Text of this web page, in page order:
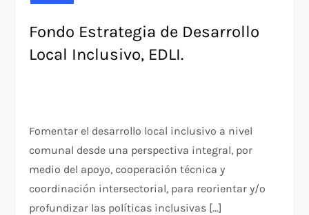
Fondo Estrategia de Desarrollo
Local Inclusivo, EDLI.
Fomentar el desarrollo local inclusivo a nivel
comunal desde una perspectiva integral, por
medio del apoyo, cooperación técnica y
coordinación intersectorial, para reorientar y/o
profundizar las políticas inclusivas […]